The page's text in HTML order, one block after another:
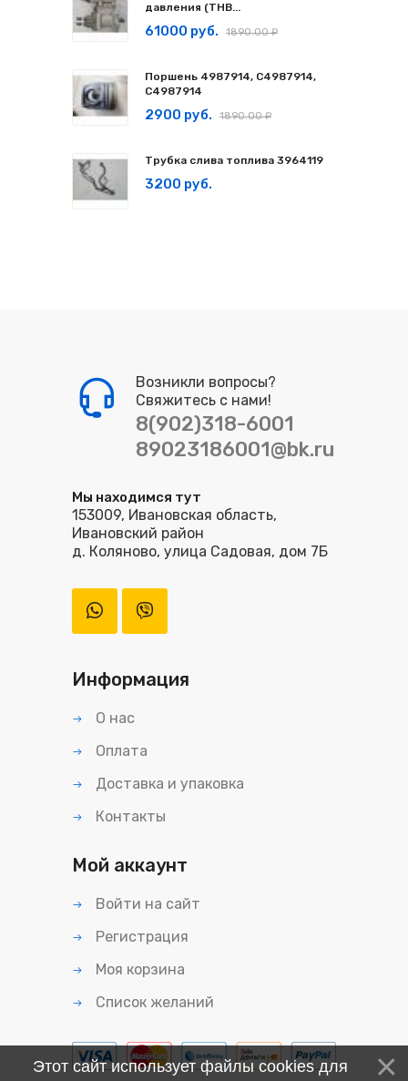
давления (ТНВ...
61000 руб. 1890.00 ₽
Поршень 4987914, C4987914,
С4987914
2900 руб. 1890.00 ₽
Трубка слива топлива 3964119
3200 руб.
Возникли вопросы?
Свяжитесь с нами!
8(902)318-6001
89023186001@bk.ru
Мы находимся тут
153009, Ивановская область,
Ивановский район
д. Коляново, улица Садовая, дом 7Б
Информация
О нас
Оплата
Доставка и упаковка
Контакты
Мой аккаунт
Войти на сайт
Регистрация
Моя корзина
Список желаний
Этот сайт использует файлы cookies для